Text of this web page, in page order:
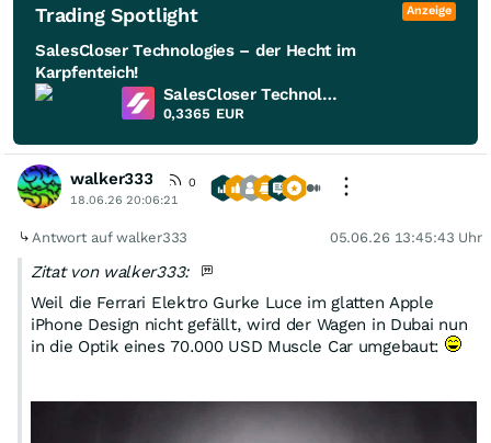
Trading Spotlight Anzeige
SalesCloser Technologies – der Hecht im
Karpfenteich!
SalesCloser Technologies
0,3365 EUR
walker333
0
18.06.26 20:06:21
Antwort auf walker333 05.06.26 13:45:43 Uhr
Zitat von walker333:
Weil die Ferrari Elektro Gurke Luce im glatten Apple
iPhone Design nicht gefällt, wird der Wagen in Dubai nun
in die Optik eines 70.000 USD Muscle Car umgebaut: